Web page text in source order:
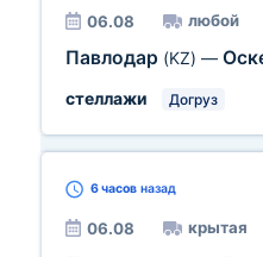
06.08 любой
Павлодар (KZ) —
стеллажи
Догруз
6 часов назад
06.08 крытая